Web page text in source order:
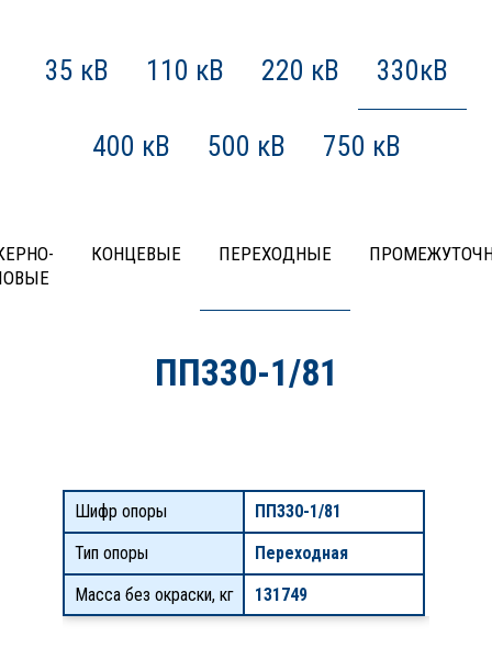
35 кВ 110 кВ 220 кВ 330кВ
400 кВ 500 кВ 750 кВ
КОНЦЕВЫЕ ПЕРЕХОДНЫЕ
ПП330-1/81
Шифр опоры
Тип опоры
Масса без окраски, кг
ПП330-1/81
Переходная
131749